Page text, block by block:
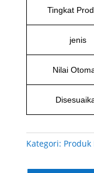
Tingkat
jenis
Nilai
Kategori: Produk